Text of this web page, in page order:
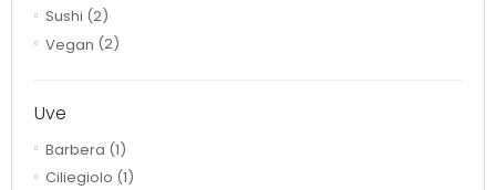
Sushi (2)
Vegan (2)
Uve
Barbera (1)
Ciliegiolo (1)